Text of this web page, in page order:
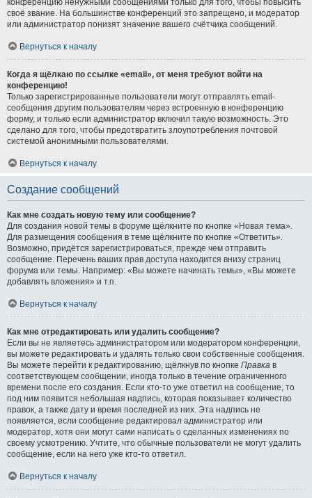
своё звание. На большинстве конференций это запрещено, и модератор
или администратор понизят значение вашего счётчика сообщений.
Вернуться к началу
Когда я щёлкаю по ссылке «email», от меня требуют войти на
конференцию!
Только зарегистрированные пользователи могут отправлять email-
сообщения другим пользователям через встроенную в конференцию
форму, и только если администратор включил такую возможность. Это
сделано для того, чтобы предотвратить злоупотребления почтовой
системой анонимными пользователями.
Вернуться к началу
Создание сообщений
Как мне создать новую тему или сообщение?
Для создания новой темы в форуме щёлкните по кнопке «Новая тема».
Для размещения сообщения в теме щёлкните по кнопке «Ответить».
Возможно, придётся зарегистрироваться, прежде чем отправить
сообщение. Перечень ваших прав доступа находится внизу страниц
форума или темы. Например: «Вы можете начинать темы», «Вы можете
добавлять вложения» и т.п.
Вернуться к началу
Как мне отредактировать или удалить сообщение?
Если вы не являетесь администратором или модератором конференции,
вы можете редактировать и удалять только свои собственные сообщения.
Вы можете перейти к редактированию, щёлкнув по кнопке Правка в
соответствующем сообщении, иногда только в течение ограниченного
времени после его создания. Если кто-то уже ответил на сообщение, то
под ним появится небольшая надпись, которая показывает количество
правок, а также дату и время последней из них. Эта надпись не
появляется, если сообщение редактировал администратор или
модератор, хотя они могут сами написать о сделанных изменениях по
своему усмотрению. Учтите, что обычные пользователи не могут удалить
сообщение, если на него уже кто-то ответил.
Вернуться к началу